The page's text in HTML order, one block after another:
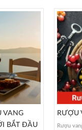
VANG
BẮT ĐẦU
RƯỢU
Rượu